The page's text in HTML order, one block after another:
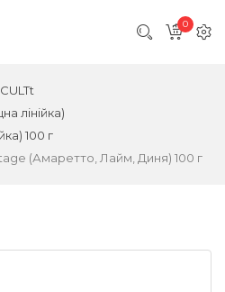
0
лінійка)
100 г
(Амаретто, Лайм, Диня) 100 г